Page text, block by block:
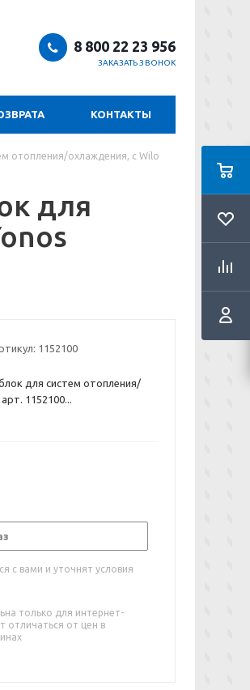
8 800 22 23 956
ЗАКАЗАТЬ ЗВОНОК
КОНТАКТЫ
отопления/охлаждения, с Wilo
для
1152100
для систем отопления/
1152100...
с вами и уточнят условия
только для интернет-
отличаться от цен в